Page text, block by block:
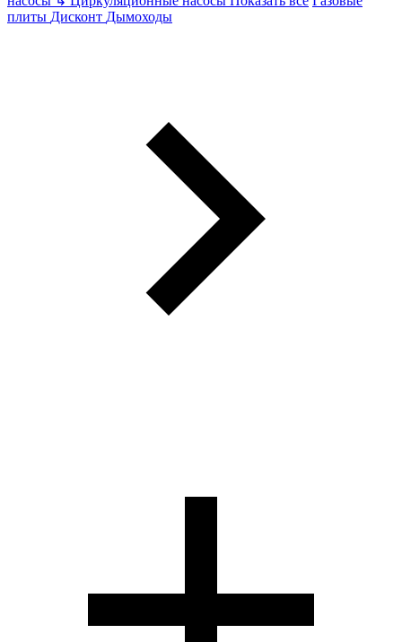
плиты Дисконт Дымоходы